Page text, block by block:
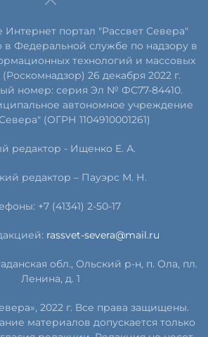
Интернет портал "Рассвет Севера"
в Федеральной службе по надзору в
технологий и массовых
26 декабря 2022 г.
номер: серия Эл № ФС77-84410.
автономное учреждение
(ОГРН 1104910001261)
редактор - Ищенко Е. А.
редактор – Пауэрс М. Н.
+7 (41341) 2-50-17
rassvet-severa@mail.ru
обл., Ольский р-н, п. Ола, пл.
Ленина, д. 1
2022 г. Все права защищены.
материалов допускается только